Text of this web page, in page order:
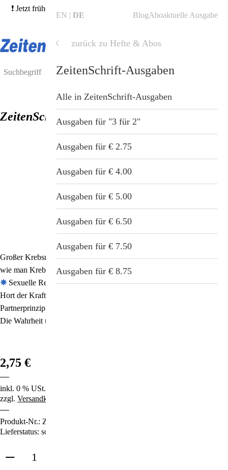
❗ Jetzt frühere Ausgaben bestellen und von unserer 3für2-Aktion
profitieren! →
Hefte finden
ZeitenSchrift Nr. 37
Großer Krebsreport: Wie Sie vermeiden, an Krebs zu erkranken – und
wie man Krebs heilen kann✵Wie Geld und Geist vereinbar werden
✵Sexuelle Revolution: Schafft glückliche Sklaven!✵Das Heim als
Hort der Kraft
Partnerprinzip
Die Wahrheit über Fett und Cholesterin
2,75 €
inkl. 0 % USt.
zzgl. Versandkosten
Produkt-Nr.: ZS37
Lieferstatus: sofort lieferbar
EN DE BlogAboaktuelle Ausgabe
zurück zu Hefte & Abos
Shop
ZeitenSchrift Startseite
Stichwortverzeichnis
Aktuell
Abonnement
Shop
Hefte & Abos
Nahrungsergänzung
Gesundheit & Wellness
Geschenkideen
Immunsystemstärkung
St. Helia-Produkte
Spezial-Angebote
Hefte & Abos
Alle in Hefte & Abos
ZeitenSchrift-Abos
ZeitenSchrift-Ausgaben
ZeitenSchrift-Sonderdrucke
ZeitenSchrift-Sammelordner
ZeitenSchrift-Themenpakete
ZeitenSchrift-Ausgaben
Alle in ZeitenSchrift-Ausgaben
Ausgaben für "3 für 2"
Ausgaben für € 2.75
Ausgaben für € 4.00
Ausgaben für € 5.00
Ausgaben für € 6.50
Ausgaben für € 7.50
Ausgaben für € 8.75